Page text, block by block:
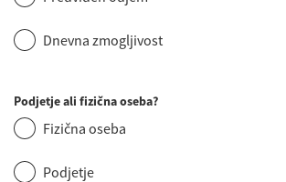
Dnevna zmogljivost
Podjetje ali fizična oseba?
Fizična oseba
Podjetje